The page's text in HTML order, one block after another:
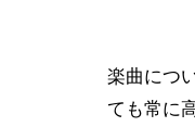
楽曲につ
ても常に